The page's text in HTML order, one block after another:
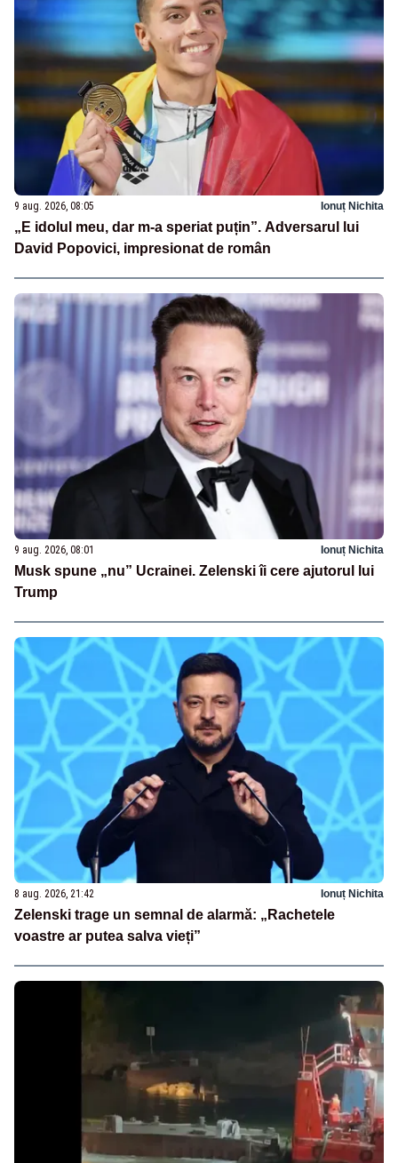
9 aug. 2026, 08:05 Ionuț Nichita
„E idolul meu, dar m-a speriat puțin”. Adversarul lui
David Popovici, impresionat de român
9 aug. 2026, 08:01 Ionuț Nichita
Musk spune „nu” Ucrainei. Zelenski îi cere ajutorul lui
Trump
8 aug. 2026, 21:42 Ionuț Nichita
Zelenski trage un semnal de alarmă: „Rachetele
voastre ar putea salva vieți”